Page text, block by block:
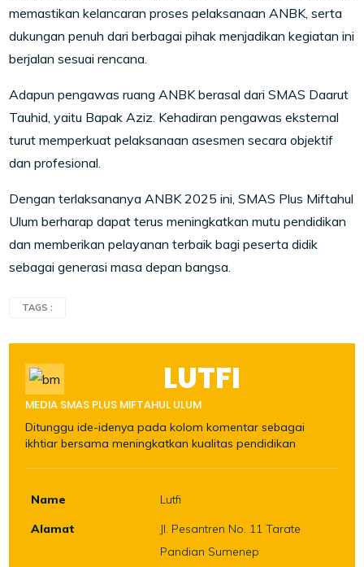
memastikan kelancaran proses pelaksanaan ANBK, serta
dukungan penuh dari berbagai pihak menjadikan kegiatan ini
berjalan sesuai rencana.
Adapun pengawas ruang ANBK berasal dari SMAS Daarut
Tauhid, yaitu Bapak Aziz. Kehadiran pengawas eksternal
turut memperkuat pelaksanaan asesmen secara objektif
dan profesional.
Dengan terlaksananya ANBK 2025 ini, SMAS Plus Miftahul
Ulum berharap dapat terus meningkatkan mutu pendidikan
dan memberikan pelayanan terbaik bagi peserta didik
sebagai generasi masa depan bangsa.
TAGS :
LUTFI
MEDIA SMAS PLUS MIFTAHUL ULUM
Ditunggu ide-idenya pada kolom komentar sebagai
ikhtiar bersama meningkatkan kualitas pendidikan
Name
Lutfi
Alamat
Jl. Pesantren No. 11 Tarate
Pandian Sumenep